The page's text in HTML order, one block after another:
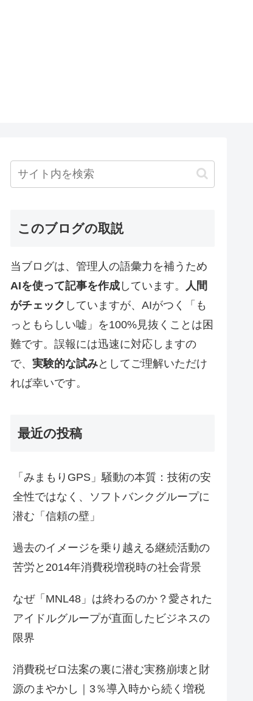
このブログの取説
当ブログは、管理人の語彙力を補うため
AIを使って記事を作成 しています。
人間
がチェック していますが、AIがつく「も
っともらしい嘘」を100%見抜くことは困
難です。誤報には迅速に対応しますの
で、 実験的な試みとしてご理解いただけ
れば幸いです。
最近の投稿
「みまもりGPS」騒動の本質：技術の安
全性ではなく、ソフトバンクグループに
潜む「信頼の壁」
過去のイメージを乗り越える継続活動の
苦労と2014年消費税増税時の社会背景
なぜ「MNL48」は終わるのか？愛された
アイドルグループが直面したビジネスの
限界
消費税ゼロ法案の裏に潜む実務崩壊と財
源のまやかし｜3％導入時から続く増税